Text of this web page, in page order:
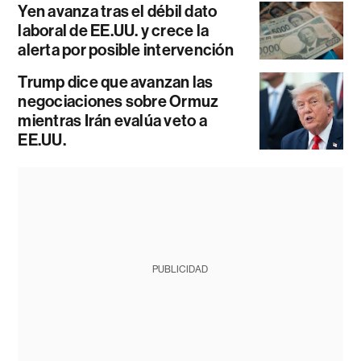
Yen avanza tras el débil dato
laboral de EE.UU. y crece la
alerta por posible intervención
Trump dice que avanzan las
negociaciones sobre Ormuz
mientras Irán evalúa veto a
EE.UU.
PUBLICIDAD